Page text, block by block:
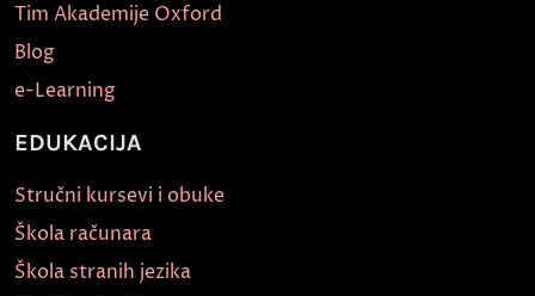
Tim Akademije Oxford
Blog
e-Learning
EDUKACIJA
Stručni kursevi i obuke
Škola računara
Škola stranih jezika